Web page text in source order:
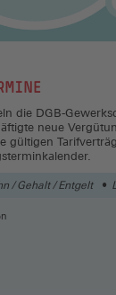
die DGB-
neue
gültigen
/ Gehalt / Entgelt